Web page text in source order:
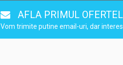
AFLA PRIMUL
Vom trimite putine email-uri, dar